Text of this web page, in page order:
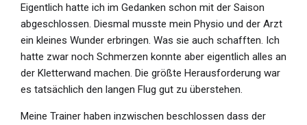
Eigentlich hatte ich im Gedanken schon mit der Saison
abgeschlossen. Diesmal musste mein Physio und der Arzt
ein kleines Wunder erbringen. Was sie auch schafften. Ich
hatte zwar noch Schmerzen konnte aber eigentlich alles an
der Kletterwand machen. Die größte Herausforderung war
es tatsächlich den langen Flug gut zu überstehen.
Meine Trainer haben inzwischen beschlossen dass der